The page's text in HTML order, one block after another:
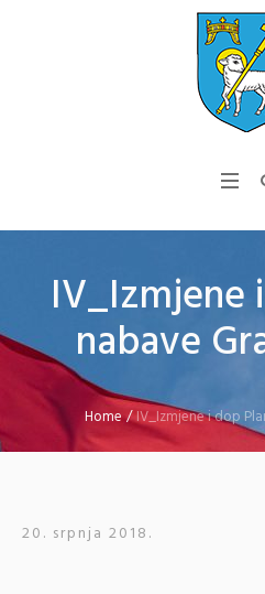
IV_Izmjene
nabave
Home /IV_Izmjene i dop
20. srpnja 2018.